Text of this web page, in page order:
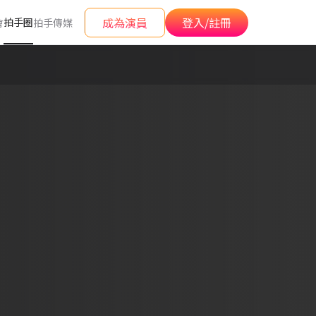
拍手圈拍手傳媒 成為演員 登入/註冊